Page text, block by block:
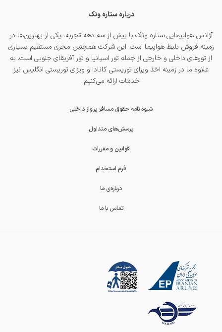
درباره ستاره ونک
آژانس هواپیمایی ستاره ونک با بیش از سه دهه تجربه، یکی از بهترین‌ها در
زمینه فروش بلیط هواپیما است. این شرکت همچنین مجری مستقیم بسیاری
از تورهای داخلی و خارجی از جمله تور اسپانیا و تور آفریقای جنوبی است. به
علاوه ما در زمینه اخذ ویزای توریستی کانادا و ویزای توریستی انگلیس نیز
خدمات ارائه می‌کنیم.
شیوه نامه حقوق مسافر پرواز داخلی
پرسش‌های متداول
قوانین و مقررات
فرم استخدام
درباره‌ی ما
تماس با ما